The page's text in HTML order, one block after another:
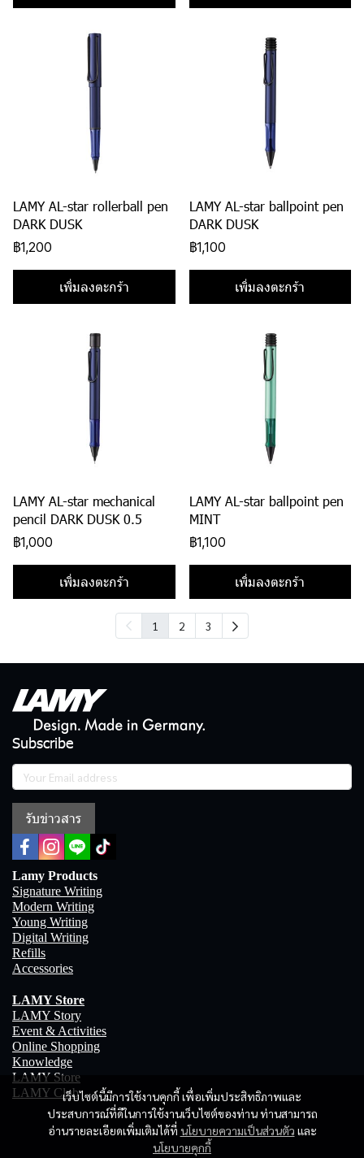
LAMY AL-star rollerball pen
DARK DUSK
฿1,200
เพิ่มลงตะกร้า
LAMY AL-star ballpoint pen
DARK DUSK
฿1,100
เพิ่มลงตะกร้า
LAMY AL-star mechanical
pencil DARK DUSK 0.5
฿1,000
เพิ่มลงตะกร้า
LAMY AL-star ballpoint pen
MINT
฿1,100
เพิ่มลงตะกร้า
1 2 3
เว็บไซต์นี้มีการใช้งานคุกกี้ เพื่อเพิ่มประสิทธิภาพและ
ประสบการณ์ที่ดีในการใช้งานเว็บไซต์ของท่าน ท่านสามารถ
อ่านรายละเอียดเพิ่มเติมได้ที่ นโยบายความเป็นส่วนตัว และ
นโยบายคุกกี้
Subscribe
รับข่าวสาร
Lamy Products
Signature Writing
Modern Writing
Young Writing
Digital Writing
Refills
Accessories
LAMY Store
LAMY Story
Event & Activities
Online Shopping
Knowledge
LAMY Store
LAMY Club